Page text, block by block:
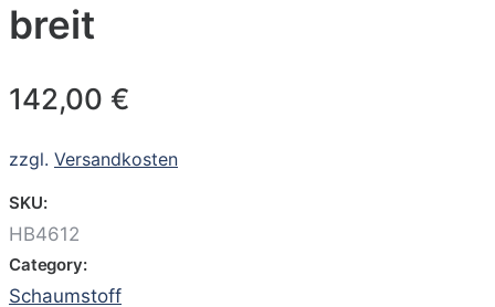
breit
142,00 €
zzgl. Versandkosten
SKU:
HB4612
Category:
Schaumstoff